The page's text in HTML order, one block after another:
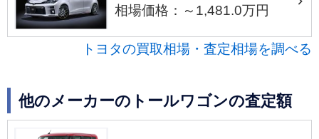
相場価格：～1,481.0万円
トヨタの買取相場・査定相場を調べる
他のメーカーのトールワゴンの査定額